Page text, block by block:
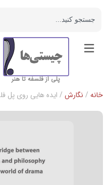
پلی از فلسفه تا هنر
خانه / نگارش / ایده هایی روی پل